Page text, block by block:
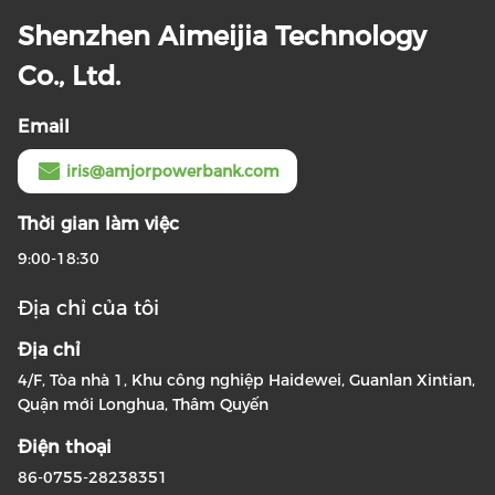
Shenzhen Aimeijia Technology
Co., Ltd.
Email
iris@amjorpowerbank.com
Thời gian làm việc
9:00-18:30
Địa chỉ của tôi
Địa chỉ
4/F, Tòa nhà 1, Khu công nghiệp Haidewei, Guanlan Xintian,
Quận mới Longhua, Thâm Quyến
Điện thoại
86-0755-28238351